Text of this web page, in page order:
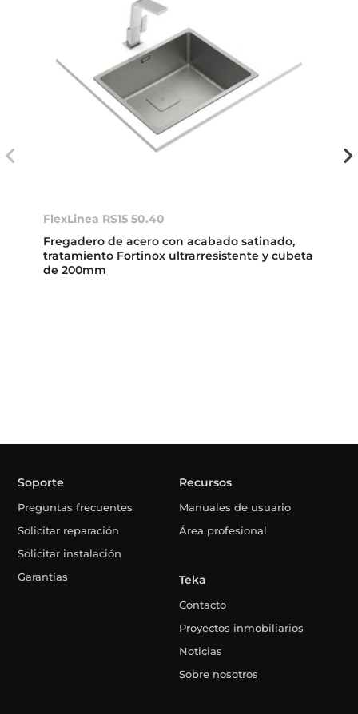
FlexLinea RS15 50.40
Fregadero de acero con acabado satinado,
tratamiento Fortinox ultrarresistente y cubeta
de 200mm
Soporte
Preguntas frecuentes
Solicitar reparación
Solicitar instalación
Garantías
Recursos
Manuales de usuario
Área profesional
Teka
Contacto
Proyectos inmobiliarios
Noticias
Sobre nosotros